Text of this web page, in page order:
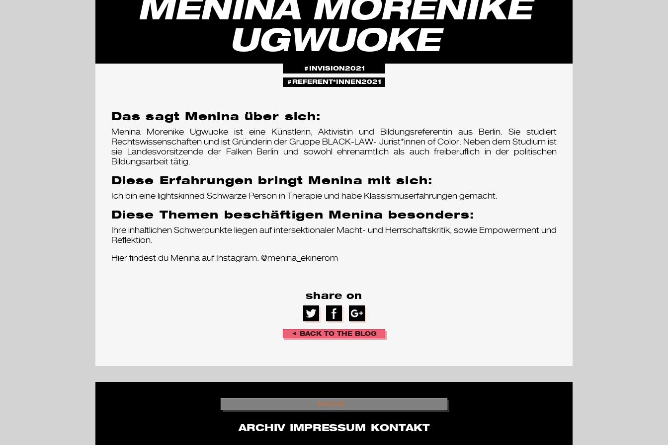
MENINA MORENIKE
UGWUOKE
INVISION2021
REFERENT*INNEN2021
Das sagt Menina über sich:
Menina Morenike Ugwuoke ist eine Künstlerin, Aktivistin und Bildungsreferentin aus Berlin. Sie studiert
Rechtswissenschaften und ist Gründerin der Gruppe BLACK-LAW- Jurist*innen of Color. Neben dem Studium ist
sie Landesvorsitzende der Falken Berlin und sowohl ehrenamtlich als auch freiberuflich in der politischen
Bildungsarbeit tätig.
Diese Erfahrungen bringt Menina mit sich:
Ich bin eine lightskinned Schwarze Person in Therapie und habe Klassismuserfahrungen gemacht.
Diese Themen beschäftigen Menina besonders:
Ihre inhaltlichen Schwerpunkte liegen auf intersektionaler Macht- und Herrschaftskritik, sowie Empowerment und
Reflektion.
Hier findest du Menina auf Instagram: @menina_ekinerom
share on
◄ BACK TO THE BLOG
S
U
H
E
ARCHIV IMPRESSUM KONTAKT